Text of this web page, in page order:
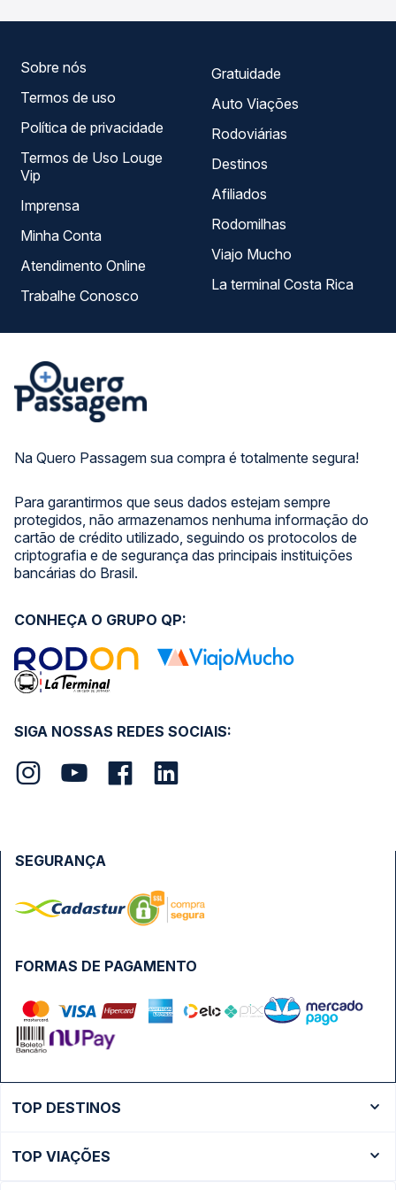
Na Quero Passagem sua compra é totalmente segura!
Para garantirmos que seus dados estejam sempre
protegidos, não armazenamos nenhuma informação do
cartão de crédito utilizado, seguindo os protocolos de
criptografia e de segurança das principais instituições
bancárias do Brasil.
Sobre nós
Termos de uso
Política de privacidade
Termos de Uso Louge
Vip
Imprensa
Minha Conta
Atendimento Online
Trabalhe Conosco
Gratuidade
Auto Viações
Rodoviárias
Destinos
Afiliados
Rodomilhas
Viajo Mucho
La terminal Costa Rica
SIGA NOSSAS REDES SOCIAIS:
CONHEÇA O GRUPO QP:
FORMAS DE PAGAMENTO
SEGURANÇA
TOP DESTINOS
Ônibus São Paulo
TOP VIAÇÕES